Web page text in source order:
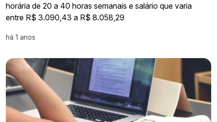
horária de 20 a 40 horas semanais e salário que varia
entre R$ 3.090,43 a R$ 8.058,29
há 1 anos